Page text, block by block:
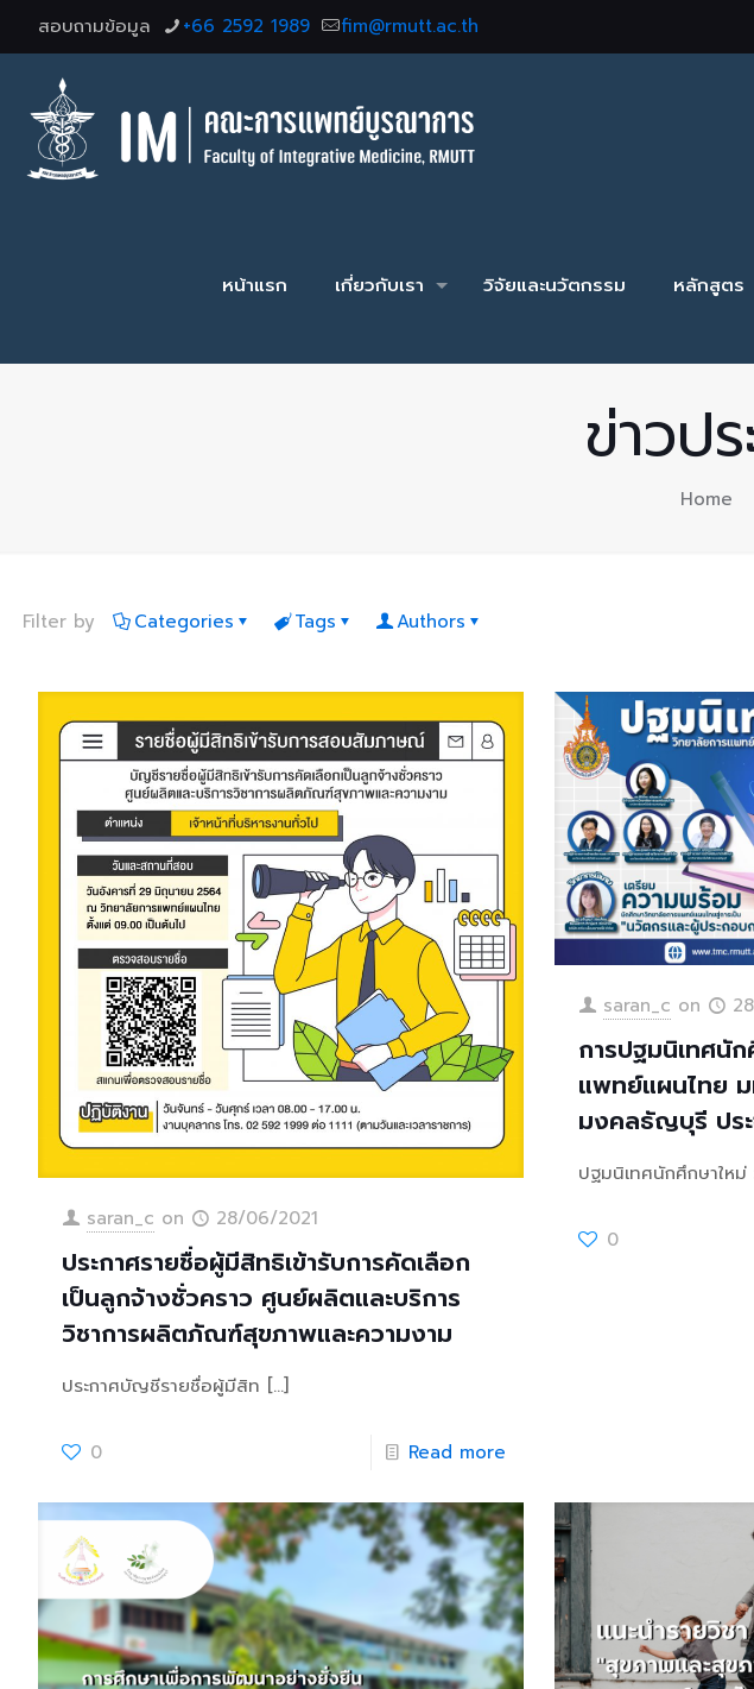
สอบถามข้อมูล +66 2592 1989 fim@rmutt.ac.th
หน้าแรก เกี่ยวกับเรา วิจัยและนวัตกรรม หลักสูตร
ข่าวป
Home
Filter by Categories Tags Authors
saran_c on 28/06/2021
ประกาศรายชื่อผู้มีสิทธิเข้ารับการคัดเลือก
เป็นลูกจ้างชั่วคราว ศูนย์ผลิตและบริการ
วิชาการผลิตภัณฑ์สุขภาพและความงาม
ประกาศบัญชีรายชื่อผู้มีสิท […]
0 Read more
saran_c on
การปฐมนิเทศนั
แพทย์แผนไทย ม
มงคลธัญบุรี ปร
ปฐมนิเทศนักศึกษาใหม่
0